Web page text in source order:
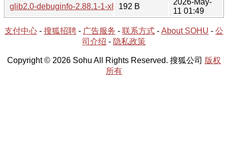
glib2.0-debuginfo-2.88.1-1-x86_64.hint
192 B
11 01:49
支付中心 - 搜狐招聘 - 广告服务 - 联系方式 - About SOHU - 公
司介绍 - 隐私政策
Copyright © 2026 Sohu All Rights Reserved. 搜狐公司 版权
所有